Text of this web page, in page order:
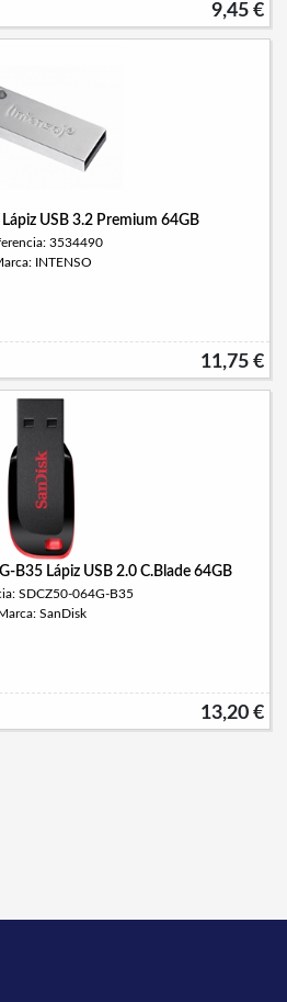
9,45 €
USB 3.2 Premium 64GB
3534490
INTENSO
11,75 €
B35 Lápiz USB 2.0 C.Blade 64GB
SDCZ50-064G-B35
SanDisk
13,20 €